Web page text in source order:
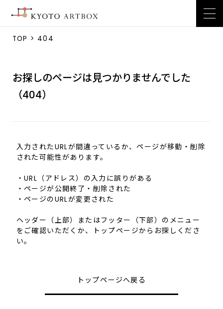
TOP > 404
お探しのページは見つかりませんでした
（404）
入力されたURLが間違っているか、ページが移動・削除
された可能性があります。
・URL（アドレス）の入力に誤りがある
・ページが公開終了・削除された
・ページのURLが変更された
ヘッダー（上部）またはフッター（下部）のメニュー
をご確認いただくか、トップページからお探しくださ
い。
トップページへ戻る